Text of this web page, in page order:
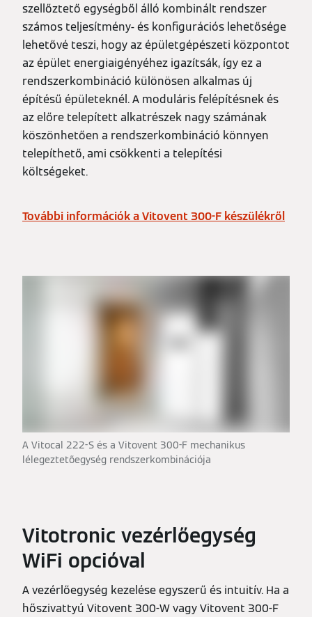
szellőztető egységből álló kombinált rendszer
számos teljesítmény- és konfigurációs lehetősége
lehetővé teszi, hogy az épületgépészeti központot
az épület energiaigényéhez igazítsák, így ez a
rendszerkombináció különösen alkalmas új
építésű épületeknél. A moduláris felépítésnek és
az előre telepített alkatrészek nagy számának
köszönhetően a rendszerkombináció könnyen
telepíthető, ami csökkenti a telepítési
költségeket.
További információk a Vitovent 300-F készülékről
A Vitocal 222-S és a Vitovent 300-F mechanikus
lélegeztetőegység rendszerkombinációja
Vitotronic vezérlőegység
WiFi opcióval
A vezérlőegység kezelése egyszerű és intuitív. Ha a
hőszivattyú Vitovent 300-W vagy Vitovent 300-F